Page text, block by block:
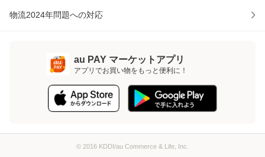
物流2024年問題への対応
au PAY マーケットアプリ
アプリでお買い物をもっと便利に！
© 2016 KDDI/au Commerce & Life, Inc.